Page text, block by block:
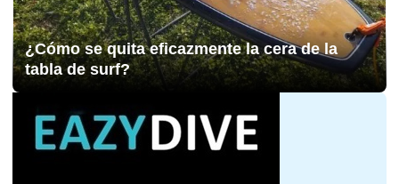
¿Cómo se quita eficazmente la cera de la
tabla de surf?